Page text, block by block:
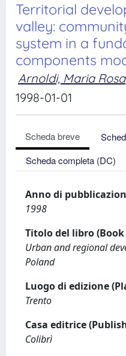
Territorial
valley:
system in a
components
Arnoldi, Maria Rosa
1998-01-01
Scheda breve
Scheda completa (DC)
Anno di
1998
Titolo del libro
Urban and regional
Poland
Luogo di edizione
Trento
Casa editrice
Colibrì